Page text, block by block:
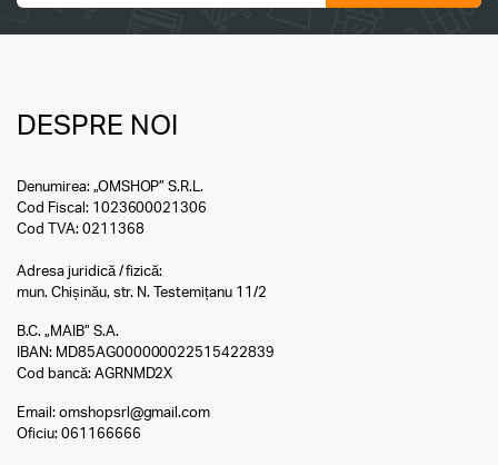
DESPRE NOI
Denumirea: „OMSHOP” S.R.L.
Cod Fiscal: 1023600021306
Cod TVA: 0211368
Adresa juridică / fizică:
mun. Chișinău, str. N. Testemițanu 11/2
B.C. „MAIB” S.A.
IBAN: MD85AG000000022515422839
Cod bancă: AGRNMD2X
Email: omshopsrl@gmail.com
Oficiu: 061166666